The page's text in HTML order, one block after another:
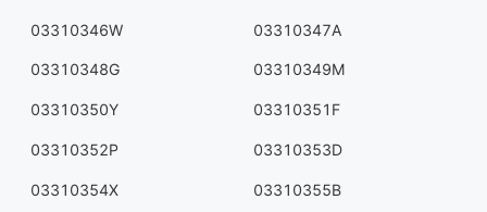
03310346W 03310347A
03310348G 03310349M
03310350Y 03310351F
03310352P 03310353D
03310354X 03310355B